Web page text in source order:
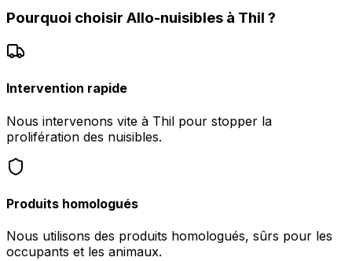
Pourquoi choisir Allo-nuisibles à Thil ?
Intervention rapide
Nous intervenons vite à Thil pour stopper la
prolifération des nuisibles.
Produits homologués
Nous utilisons des produits homologués, sûrs pour les
occupants et les animaux.